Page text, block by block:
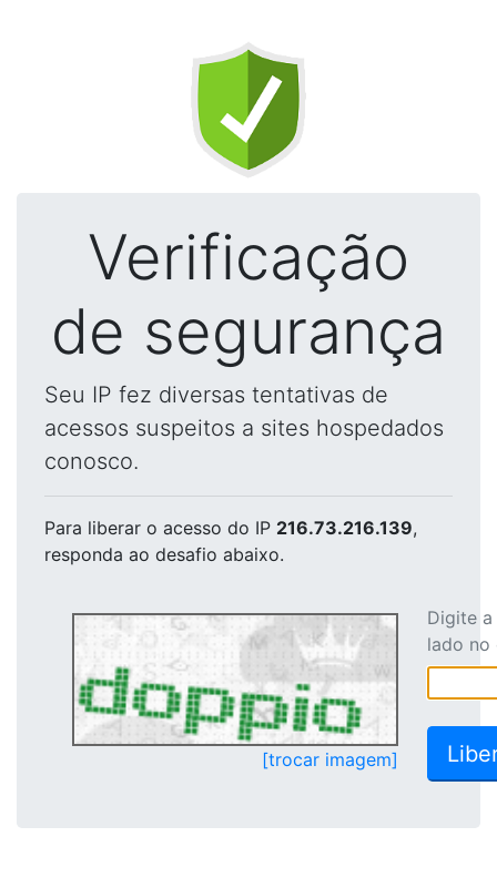
Verificação
de segurança
Seu IP fez diversas tentativas de
acessos suspeitos a sites hospedados
conosco.
Para liberar o acesso do IP 216.73.216.139,
responda ao desafio abaixo.
[trocar imagem]
Digite
lado no